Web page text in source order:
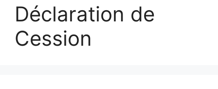
Déclaration de
Cession